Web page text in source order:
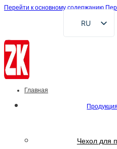
Перейти к основному содержанию
RU
EN
ES
ID
Главная
Продукция
Чехол для